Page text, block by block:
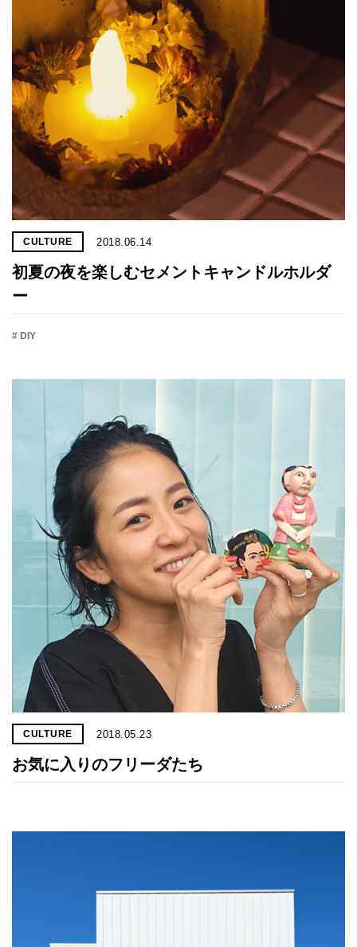
CULTURE 2018.06.14
初夏の夜を楽しむセメントキャンドルホルダ
ー
# DIY
CULTURE 2018.05.23
お気に入りのフリーダたち